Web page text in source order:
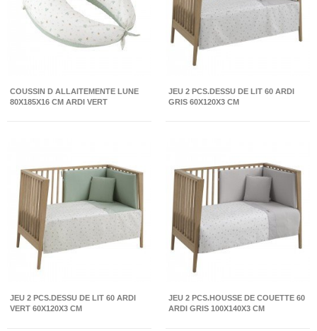
COUSSIN D ALLAITEMENTE LUNE
80X185X16 CM ARDI VERT
JEU 2 PCS.DESSU DE LIT 60 ARDI
GRIS 60X120X3 CM
JEU 2 PCS.DESSU DE LIT 60 ARDI
VERT 60X120X3 CM
JEU 2 PCS.HOUSSE DE COUETTE 60
ARDI GRIS 100X140X3 CM